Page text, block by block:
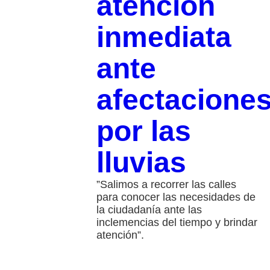
inmediata
ante
por las
lluvias
”Salimos a recorrer las calles
para conocer las necesidades de
la ciudadanía ante las
inclemencias del tiempo y brindar
atención”.